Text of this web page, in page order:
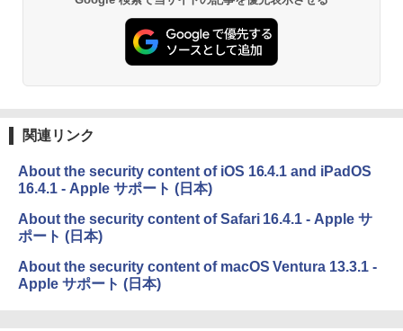
￥19,980
Kindle Paperwhite シグニチャーエディ
ション (32GB) 7インチディスプレイ、明
るさ自動調整、色調調節ライト、12週間
Amazon Kindle Colorsoft | 16GBストレ
ージ、防水、7インチカラーディスプレ
イ、色調調節ライト、最大8週間持続バッ
売)
￥39,980
関連リンク
About the security content of iOS 16.4.1 and iPadOS
16.4.1 - Apple サポート (日本)
About the security content of Safari 16.4.1 - Apple サ
ポート (日本)
About the security content of macOS Ventura 13.3.1 -
Apple サポート (日本)